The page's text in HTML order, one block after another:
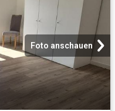
Foto anschauen